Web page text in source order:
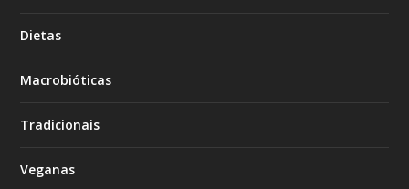
Dietas
Macrobióticas
Tradicionais
Veganas